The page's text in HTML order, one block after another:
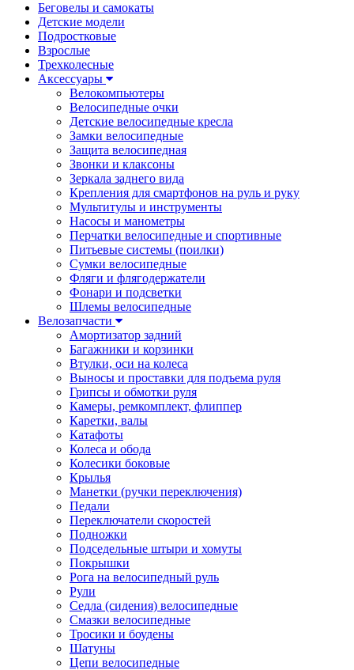
Беговелы и самокаты
Детские модели
Подростковые
Взрослые
Трехколесные
Аксессуары
Велокомпьютеры
Велосипедные очки
Детские велосипедные кресла
Замки велосипедные
Защита велосипедная
Звонки и клаксоны
Зеркала заднего вида
Крепления для смартфонов на руль и руку
Мультитулы и инструменты
Насосы и манометры
Перчатки велосипедные и спортивные
Питьевые системы (поилки)
Сумки велосипедные
Фляги и флягодержатели
Фонари и подсветки
Шлемы велосипедные
Велозапчасти
Амортизатор задний
Багажники и корзинки
Втулки, оси на колеса
Выносы и проставки для подъема руля
Грипсы и обмотки руля
Камеры, ремкомплект, флиппер
Каретки, валы
Катафоты
Колеса и обода
Колесики боковые
Крылья
Манетки (ручки переключения)
Педали
Переключатели скоростей
Подножки
Подседельные штыри и хомуты
Покрышки
Рога на велосипедный руль
Рули
Седла (сидения) велосипедные
Смазки велосипедные
Тросики и боудены
Шатуны
Цепи велосипедные